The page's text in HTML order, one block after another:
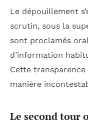
Le dépouillement
scrutin, sous la
sont proclamés
d’information
Cette
manière
Le second tour